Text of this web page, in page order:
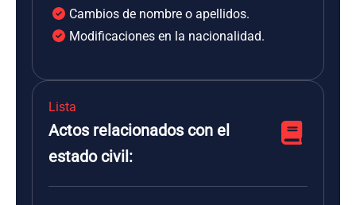
Cambios de nombre o apellidos.
Modificaciones en la nacionalidad.
Lista
Actos relacionados con el
estado civil: